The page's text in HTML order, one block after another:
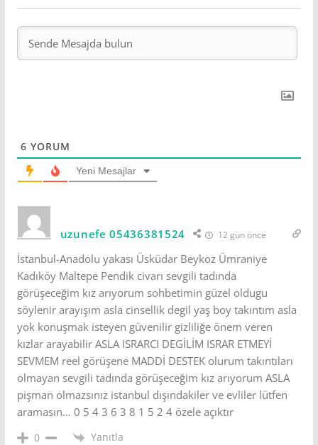
6 YORUM
Yeni Mesajlar
uzunefe 05436381524 12 gün önce
İstanbul-Anadolu yakası Üsküdar Beykoz Ümraniye
Kadıköy Maltepe Pendik civarı sevgili tadında
görüşeceğim kız arıyorum sohbetimin güzel oldugu
söylenir arayışım asla cinsellik degil yaş boy takıntım asla
yok konuşmak isteyen güvenilir gizliliğe önem veren
kızlar arayabilir ASLA ISRARCI DEGİLİM ISRAR ETMEYİ
SEVMEM reel görüşene MADDİ DESTEK olurum takıntıları
olmayan sevgili tadında görüşeceğim kız arıyorum ASLA
pişman olmazsınız istanbul dışındakiler ve evliler lütfen
aramasın… 0 5 4 3 6 3 8 1 5 2 4 özele açıktır
0 Yanıtla